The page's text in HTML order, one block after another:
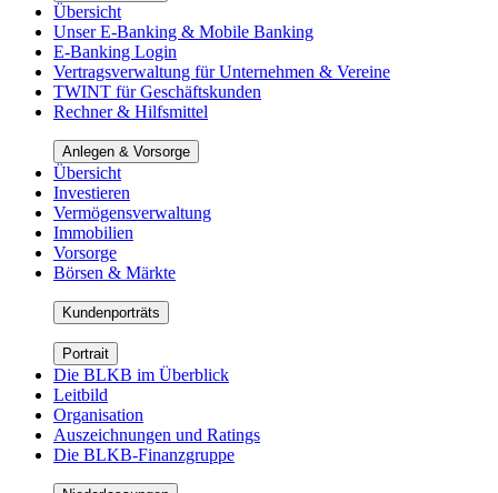
Übersicht
Unser E-Banking & Mobile Banking
E-Banking Login
Vertragsverwaltung für Unternehmen & Vereine
TWINT für Geschäftskunden
Rechner & Hilfsmittel
Anlegen & Vorsorge
Übersicht
Investieren
Vermögensverwaltung
Immobilien
Vorsorge
Börsen & Märkte
Kundenporträts
Portrait
Die BLKB im Überblick
Leitbild
Organisation
Auszeichnungen und Ratings
Die BLKB-Finanzgruppe